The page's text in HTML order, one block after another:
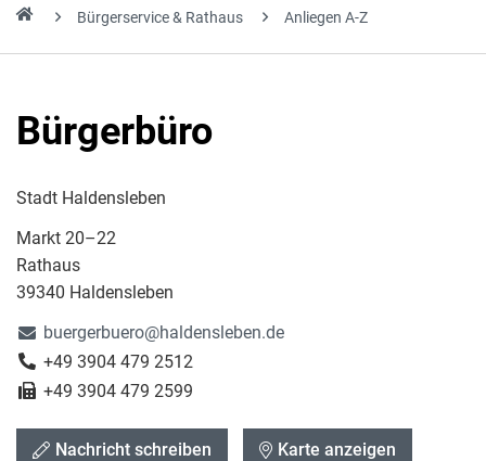
Bürgerservice & Rathaus Anliegen A-Z
Bürgerbüro
Stadt Haldensleben
Markt 20–22
Rathaus
39340 Haldensleben
buergerbuero@haldensleben.de
+49 3904 479 2512
+49 3904 479 2599
Nachricht schreiben Karte anzeigen